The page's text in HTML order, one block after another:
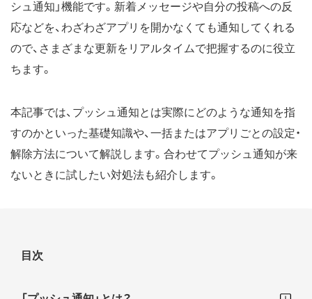
シュ通知」機能です。新着メッセージや自分の投稿への反
応などを、わざわざアプリを開かなくても通知してくれる
ので、さまざまな更新をリアルタイムで把握するのに役立
ちます。
本記事では、プッシュ通知とは実際にどのような通知を指
すのかといった基礎知識や、一括またはアプリごとの設定・
解除方法について解説します。合わせてプッシュ通知が来
ないときに試したい対処法も紹介します。
目次